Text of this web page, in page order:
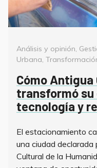
Categorías
Análisis y opinión,
Urbana,
Cómo Antigua
transformó
tecnología y
El estacionamiento
una ciudad declarada
Cultural de la